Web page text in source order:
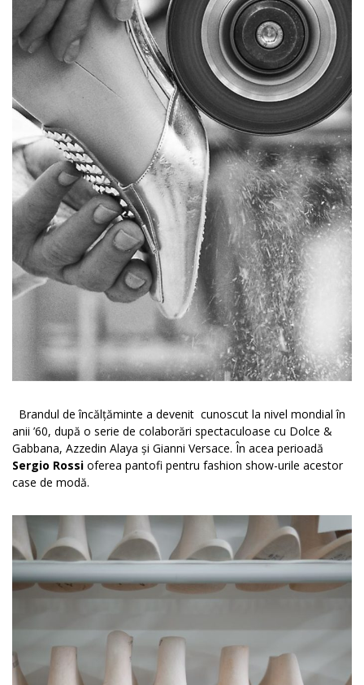
Brandul de încălțăminte a devenit cunoscut la nivel mondial în
anii ’60, după o serie de colaborări spectaculoase cu Dolce &
Gabbana, Azzedin Alaya și Gianni Versace. În acea perioadă
Sergio Rossi oferea pantofi pentru fashion show-urile acestor
case de modă.